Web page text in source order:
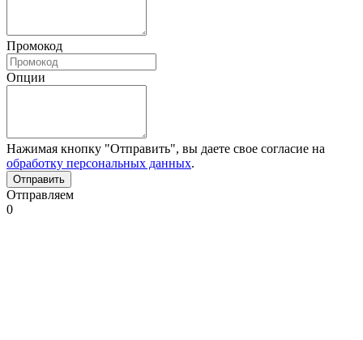
Промокод
Опции
Нажимая кнопку "Отправить", вы даете свое согласие на
обработку персональных данных.
Отправляем
0